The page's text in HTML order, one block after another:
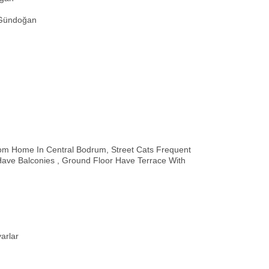
Home In Central Bodrum, Street Cats Frequent
Balconies , Ground Floor Have Terrace With